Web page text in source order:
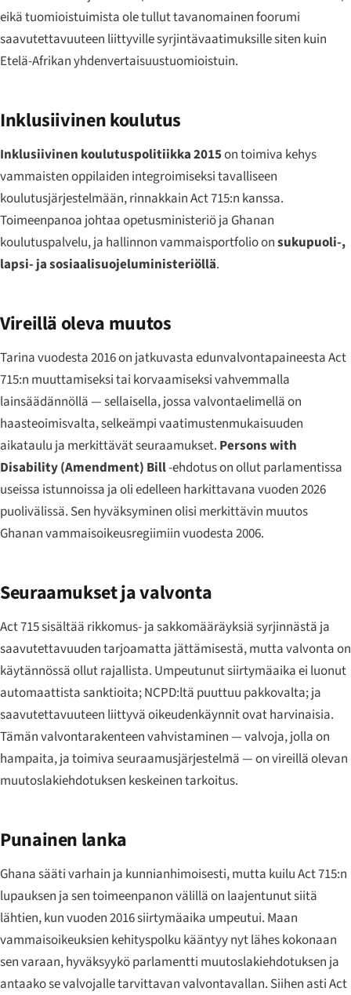
eikä tuomioistuimista ole tullut tavanomainen foorumi
saavutettavuuteen liittyville syrjintävaatimuksille siten kuin
Etelä-Afrikan yhdenvertaisuustuomioistuin.
Inklusiivinen koulutus
Inklusiivinen koulutuspolitiikka 2015on toimiva kehys
vammaisten oppilaiden integroimiseksi tavalliseen
koulutusjärjestelmään, rinnakkain Act 715:n kanssa.
Toimeenpanoa johtaa opetusministeriö ja Ghanan
koulutuspalvelu, ja hallinnon vammaisportfolio onsukupuoli-,
lapsi- ja sosiaalisuojeluministeriöllä.
Vireillä oleva muutos
Tarina vuodesta 2016 on jatkuvasta edunvalvontapaineesta Act
715:n muuttamiseksi tai korvaamiseksi vahvemmalla
lainsäädännöllä — sellaisella, jossa valvontaelimellä on
haasteoimisvalta, selkeämpi vaatimustenmukaisuuden
aikataulu ja merkittävät seuraamukset. Persons with
Disability (Amendment) Bill-ehdotus on ollut parlamentissa
useissa istunnoissa ja oli edelleen harkittavana vuoden 2026
puolivälissä. Sen hyväksyminen olisi merkittävin muutos
Ghanan vammaisoikeusregiimiin vuodesta 2006.
Seuraamukset ja valvonta
Act 715 sisältää rikkomus- ja sakkomääräyksiä syrjinnästä ja
saavutettavuuden tarjoamatta jättämisestä, mutta valvonta on
käytännössä ollut rajallista. Umpeutunut siirtymäaika ei luonut
automaattista sanktioita; NCPD:ltä puuttuu pakkovalta; ja
saavutettavuuteen liittyvä oikeudenkäynnit ovat harvinaisia.
Tämän valvontarakenteen vahvistaminen — valvoja, jolla on
hampaita, ja toimiva seuraamusjärjestelmä — on vireillä olevan
muutoslakiehdotuksen keskeinen tarkoitus.
Punainen lanka
Ghana sääti varhain ja kunnianhimoisesti, mutta kuilu Act 715:n
lupauksen ja sen toimeenpanon välillä on laajentunut siitä
lähtien, kun vuoden 2016 siirtymäaika umpeutui. Maan
vammaisoikeuksien kehityspolku kääntyy nyt lähes kokonaan
sen varaan, hyväksyykö parlamentti muutoslakiehdotuksen ja
antaako se valvojalle tarvittavan valvontavallan. Siihen asti Act